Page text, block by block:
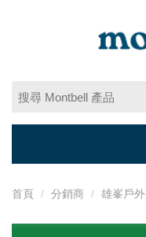
首頁 分銷商 雄峯戶外